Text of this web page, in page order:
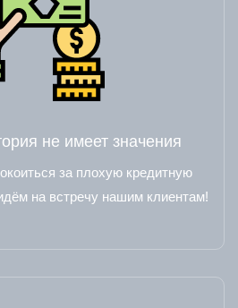
не имеет значения
за плохую кредитную
на встречу нашим клиентам!